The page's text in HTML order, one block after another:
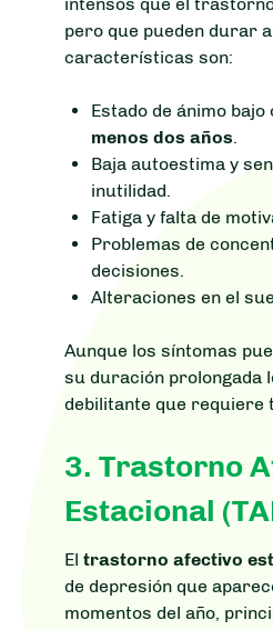
pero que pueden durar
características son:
Estado de ánimo
menos dos años.
Baja autoestima y
inutilidad.
Fatiga y falta de
Problemas de
decisiones.
Alteraciones en el
Aunque los síntomas
su duración prolongada
debilitante que requiere
3. Trastorno
Estacional
El trastorno afectivo
de depresión que
momentos del año,